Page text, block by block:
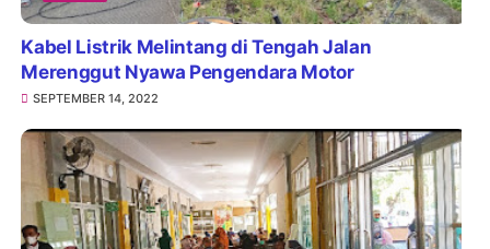
Kabel Listrik Melintang di Tengah Jalan
Merenggut Nyawa Pengendara Motor
SEPTEMBER 14, 2022